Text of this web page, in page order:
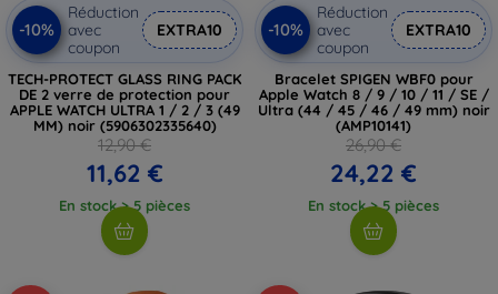
-10%
Réduction
avec
coupon
EXTRA10
TECH-PROTECT GLASS RING PACK
DE 2 verre de protection pour
APPLE WATCH ULTRA 1 / 2 / 3 (49
MM) noir (5906302335640)
12,90 €
11,62 €
En stock > 5 pièces
-10%
Réduction
avec
coupon
EXTRA10
Bracelet SPIGEN WBF0 pour
Apple Watch 8 / 9 / 10 / 11 / SE /
Ultra (44 / 45 / 46 / 49 mm) noir
(AMP10141)
26,90 €
24,22 €
En stock > 5 pièces